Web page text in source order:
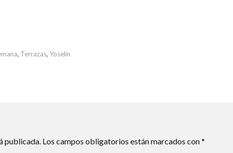
, Terrazas, Yoselin
publicada. Los campos obligatorios están marcados con*